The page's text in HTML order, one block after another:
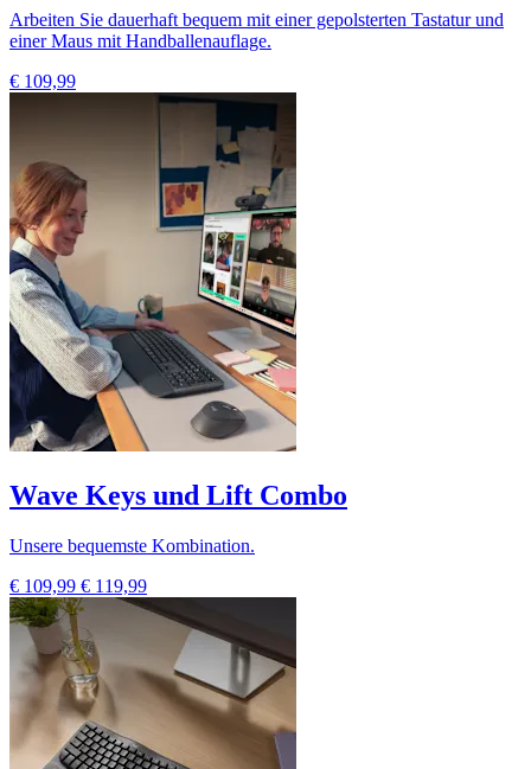
Arbeiten Sie dauerhaft bequem mit einer gepolsterten Tastatur und
einer Maus mit Handballenauflage.
€ 109,99
Wave Keys und Lift Combo
Unsere bequemste Kombination.
€ 109,99 € 119,99